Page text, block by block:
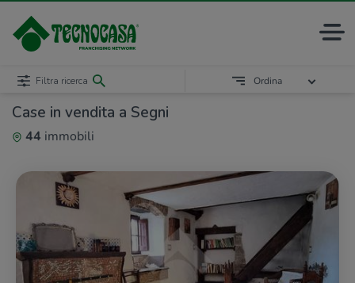
Case in vendita a Segni
44 immobili
Filtra ricerca Ordina